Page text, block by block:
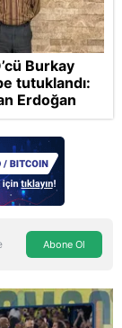
Burkay
tutuklandı:
Erdoğan
5 suçtan
talebi
Abone Ol